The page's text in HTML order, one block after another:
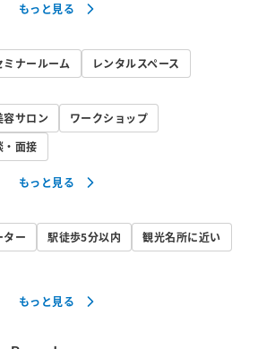
せ、各種ミーティング
NURO光」
チ
ーナー有り
もっと見る
ナールーム レンタルスペース
容サロン
ワークショップ
・面接
もっと見る
ター 駅徒歩5分以内
観光名所に近い
もっと見る